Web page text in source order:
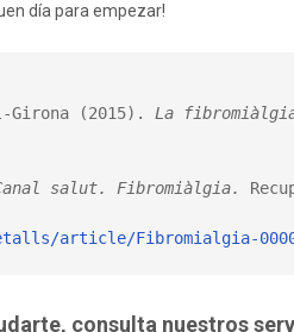
día para empezar!
Girona (2015). La
salut. Fibromiàlgia.
article/Fibromialgia-
consulta nuestros